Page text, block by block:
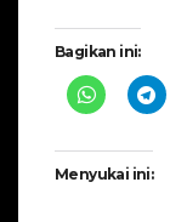
Bagikan ini:
Menyukai ini: